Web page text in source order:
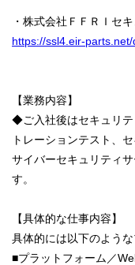
・株式会社ＦＦＲＩセ
https://ssl4.eir-
【業務内容】
◆ご入社後はセキュリテ
トレーションテスト、
サイバーセキュリティ
す。
【具体的な仕事内容】
具体的には以下のよう
■プラットフォーム／